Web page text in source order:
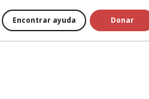
Encontrar ayuda Donar